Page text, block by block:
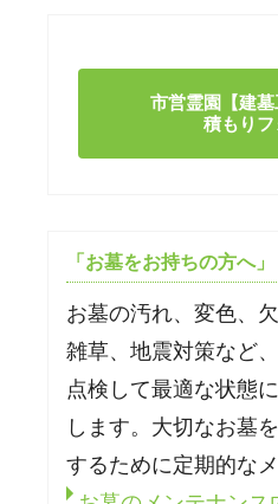
市営霊園【建
積もりフ
「お墓をお持ちの方へ」
お墓の汚れ、変色、
雑草、地震対策など
点検して最適な状態
します。大切なお墓
するために定期的な